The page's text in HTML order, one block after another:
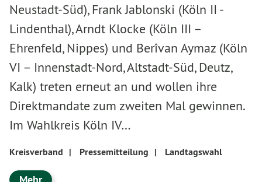
Neustadt-Süd), Frank Jablonski (Köln II -
Lindenthal), Arndt Klocke (Köln III –
Ehrenfeld, Nippes) und Berîvan Aymaz (Köln
VI – Innenstadt-Nord, Altstadt-Süd, Deutz,
Kalk) treten erneut an und wollen ihre
Direktmandate zum zweiten Mal gewinnen.
Im Wahlkreis Köln IV…
Kreisverband | Pressemitteilung | Landtagswahl